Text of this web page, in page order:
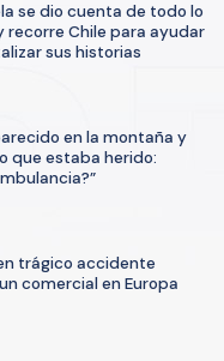
se dio cuenta de todo lo
recorre Chile para ayudar
sus historias
en la montaña y
que estaba herido:
trágico accidente
comercial en Europa